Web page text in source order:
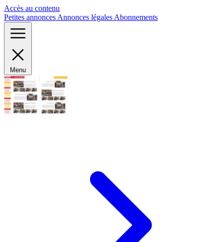
Accès au contenu
Petites annonces Annonces légales Abonnements
Menu
Panneau de gestion des cookies